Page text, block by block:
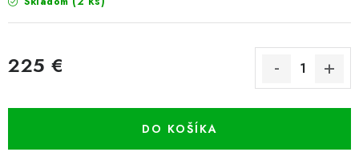
225 €
DO KOŠÍKA